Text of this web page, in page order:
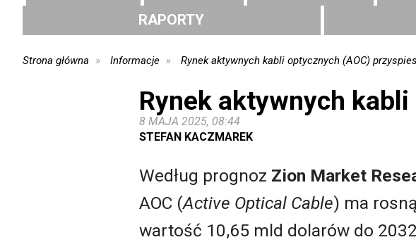
RAPORTY
Strona główna Informacje Rynek aktywnych kabli optycznych (AOC)
Rynek aktywnych
8 MAJA 2025, 08:44
STEFAN KACZMAREK
Według prognoz Zion Market
AOC (Active Optical Cable) ma
wartość 10,65 mld dolarów do